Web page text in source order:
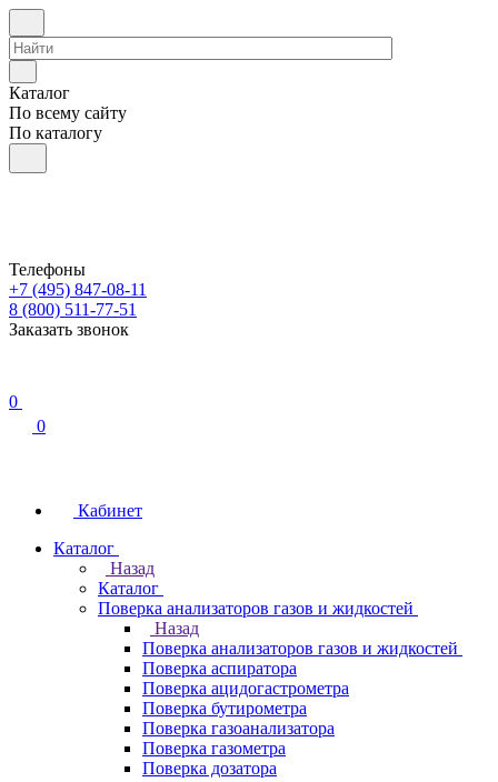
Каталог
По всему сайту
По каталогу
Телефоны
+7 (495) 847-08-11
8 (800) 511-77-51
Заказать звонок
0
0
Кабинет
Каталог
Назад
Каталог
Поверка анализаторов газов и жидкостей
Назад
Поверка анализаторов газов и жидкостей
Поверка аспиратора
Поверка ацидогастрометра
Поверка бутирометра
Поверка газоанализатора
Поверка газометра
Поверка дозатора